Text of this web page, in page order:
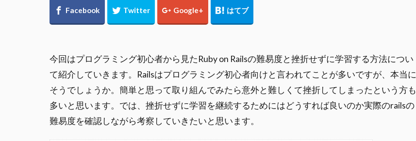
今回はプログラミング初心者から見たRuby on Railsの難易度と挫折せずに学習する方法につい
て紹介していきます。Railsはプログラミング初心者向けと言われてことが多いですが、本当に
そうでしょうか。簡単と思って取り組んでみたら意外と難しくて挫折してしまったという方も
多いと思います。では、挫折せずに学習を継続するためにはどうすれば良いのか実際のrailsの
難易度を確認しながら考察していきたいと思います。